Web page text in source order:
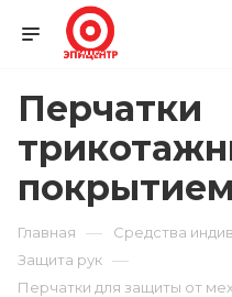
Перчатки
покрытием
Главная — Средства
Защита рук —
Перчатки для защиты от